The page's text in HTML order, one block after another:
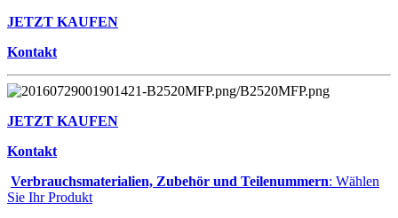
JETZT KAUFEN
Kontakt
JETZT KAUFEN
Kontakt
Verbrauchsmaterialien, Zubehör und Teilenummern: Wählen
Sie Ihr Produkt